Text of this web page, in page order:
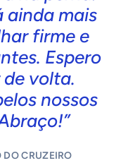
ainda mais
firme e
Espero
volta.
nossos
DO CRUZEIRO